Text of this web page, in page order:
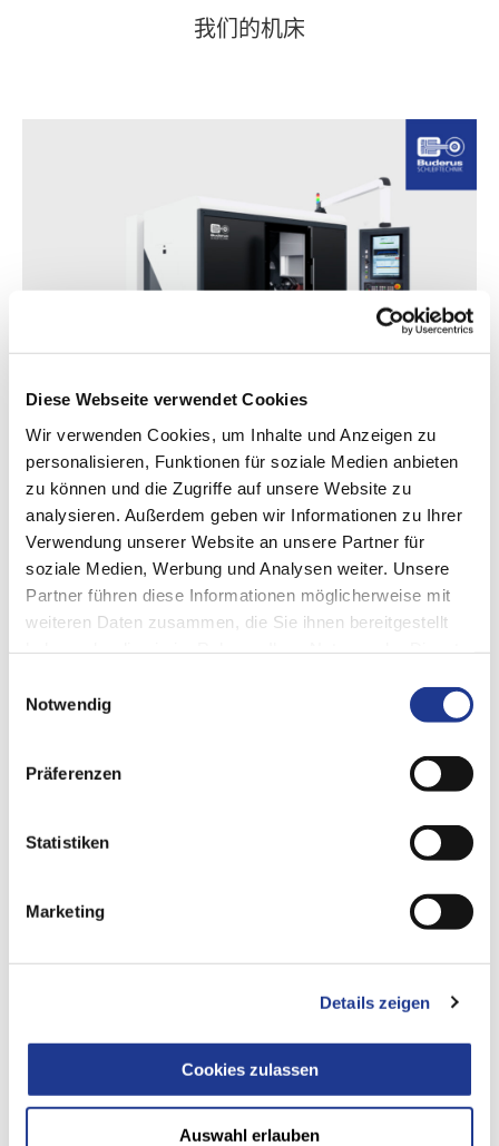
Diese Webseite verwendet Cookies
Wir verwenden Cookies, um Inhalte und Anzeigen zu
personalisieren, Funktionen für soziale Medien anbieten
zu können und die Zugriffe auf unsere Website zu
analysieren. Außerdem geben wir Informationen zu Ihrer
Verwendung unserer Website an unsere Partner für
soziale Medien, Werbung und Analysen weiter. Unsere
Partner führen diese Informationen möglicherweise mit
weiteren Daten zusammen, die Sie ihnen bereitgestellt
Notwendig
Präferenzen
Statistiken
Marketing
Details zeigen
Cookies zulassen
Auswahl erlauben
我们的机床
uFlex 800 / 1500
用于磨削和硬车削小尺寸至大尺寸轴的紧凑型硬/精加工中心
最大加工直径:250 mm| 10 in
工作台最大长度:650/1000 mm| 25/39 in
BUDERUS SCHLEIFTECHNIK
BV400-4000